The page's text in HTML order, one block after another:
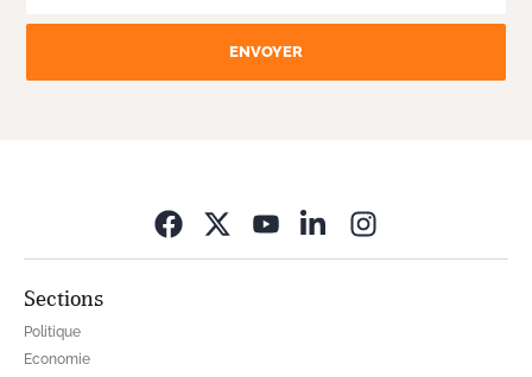
ENVOYER
Sections
Politique
Economie